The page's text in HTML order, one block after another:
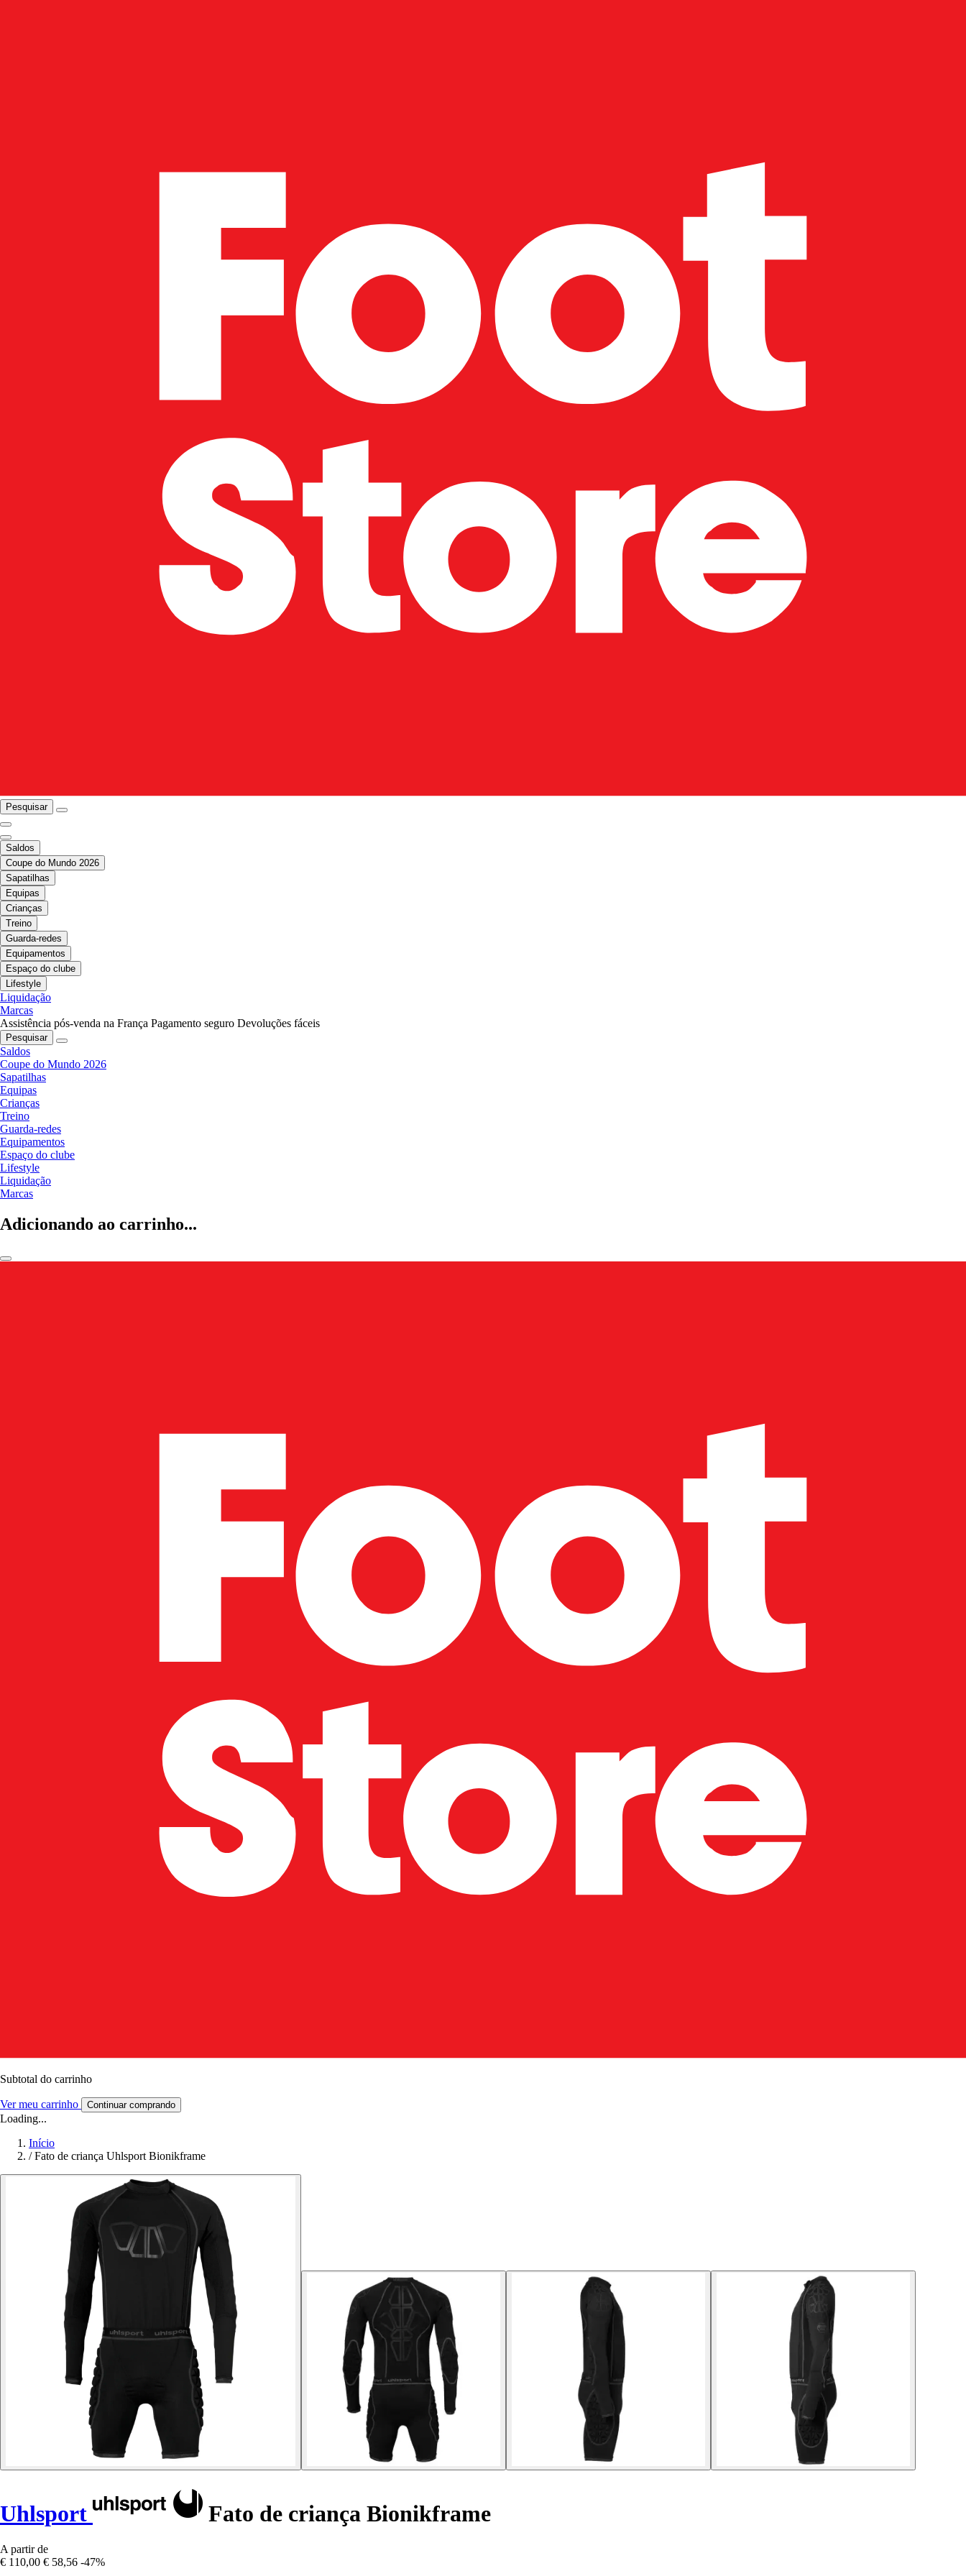
Pesquisar
Saldos
Coupe do Mundo 2026
Sapatilhas
Equipas
Crianças
Treino
Guarda-redes
Equipamentos
Espaço do clube
Lifestyle
Liquidação
Marcas
Assistência pós-venda na França Pagamento seguro Devoluções fáceis
Pesquisar
Saldos
Coupe do Mundo 2026
Sapatilhas
Equipas
Crianças
Treino
Guarda-redes
Equipamentos
Espaço do clube
Lifestyle
Liquidação
Marcas
Adicionando ao carrinho...
Subtotal do carrinho
Ver meu carrinho Continuar comprando
Loading...
Início
/ Fato de criança Uhlsport Bionikframe
Uhlsport Fato de criança Bionikframe
A partir de
€ 110,00 € 58,56 -47%